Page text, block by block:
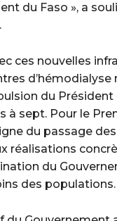
du Faso », a
ces nouvelles
d’hémodialyse
du Président
à sept. Pour le
du passage des
réalisations
du
des populations.